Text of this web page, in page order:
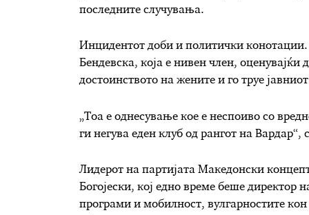
последните случувања.
Инцидентот доби и политички
Бендевска, која е нивен член, оценувајќи
достоинството на жените и го труе
„Тоа е однесување кое е неспоиво со
ги негува еден клуб од рангот на Вардар“,
Лидерот на партијата Македонски
Богојески, кој едно време беше директор
програми и мобилност, вулгарностите